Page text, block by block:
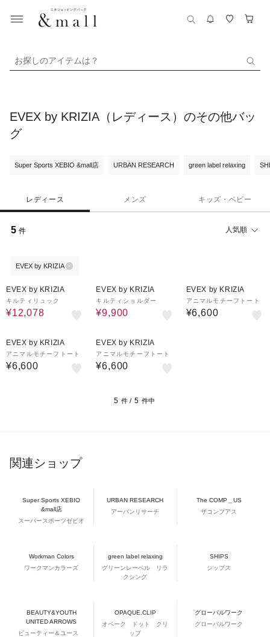
お探しのアイテムは？
EVEX by KRIZIA（レディース）のその他バッ
グ
Super Sports XEBIO &mall店 URBAN RESEARCH green label relaxing
レディース メンズ キッズ・ベビー
5 件 人気順
EVEX by KRIZIA
EVEX by KRIZIA
キルティリュック
¥12,078
EVEX by KRIZIA
キルティショルダー
¥9,900
EVEX by KRIZIA
アニマルモチーフトート
¥6,600
EVEX by KRIZIA
アニマルモチーフトート
¥6,600
EVEX by KRIZIA
アニマルモチーフトート
¥6,600
5 件 / 5 件中
関連ショップ
Super Sports XEBIO
&mall店
スーパースポーツゼビオ
URBAN RESEARCH
アーバンリサーチ
The COMP＿US
ザコンプアス
Workman Colors
ワークマンカラーズ
green label relaxing
グリーンレーベル リラ
クシング
SHIPS
シップス
BEAUTY&YOUTH
UNITED ARROWS
ビューティー＆ユース
OPAQUE.CLIP
オペーク ドット クリ
ップ
グローバルワーク
グローバルワーク